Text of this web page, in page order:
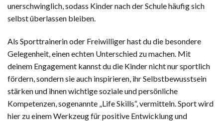
unerschwinglich, sodass Kinder nach der Schule häufig sich
selbst überlassen bleiben.
Als Sporttrainerin oder Freiwilliger hast du die besondere
Gelegenheit, einen echten Unterschied zu machen. Mit
deinem Engagement kannst du die Kinder nicht nur sportlich
fördern, sondern sie auch inspirieren, ihr Selbstbewusstsein
stärken und ihnen wichtige soziale und persönliche
Kompetenzen, sogenannte „Life Skills“, vermitteln. Sport wird
hier zu einem Werkzeug für positive Entwicklung und